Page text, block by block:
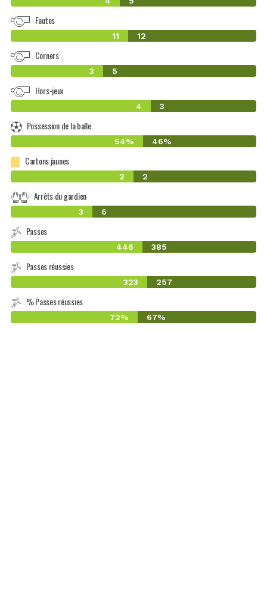
Fautes
11 12
Corners
3 5
Hors-jeux
4 3
Possession de la balle
54% 46%
Cartons jaunes
2 2
Arrêts du gardien
3 6
Passes
446 385
Passes réussies
323 257
% Passes réussies
72% 67%